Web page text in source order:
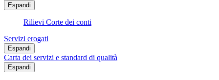
Espandi
Rilievi Corte dei conti
Servizi erogati
Espandi
Carta dei servizi e standard di qualità
Espandi